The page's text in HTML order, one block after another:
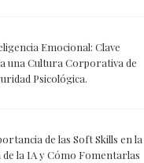
Emocional: Clave
una Cultura Corporativa de
Psicológica.
de las Soft Skills en la
de la IA y Cómo Fomentarlas